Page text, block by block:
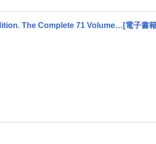
The Complete 71 Volume…[電子書